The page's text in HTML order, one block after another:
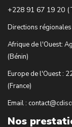
+228 91 67 19 20
Directions régionales
Afrique de l'Ouest:
(Bénin)
Europe de l'Ouest :
(France)
Email :
Nos